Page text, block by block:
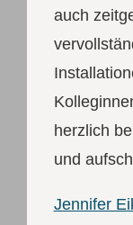
auch
herzlich
und
Jennifer